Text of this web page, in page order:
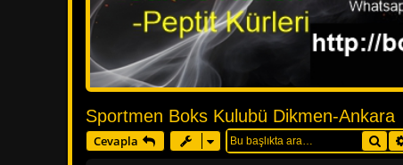
Sportmen Boks Kulubü Dikmen-Ankara
Cevapla Ara